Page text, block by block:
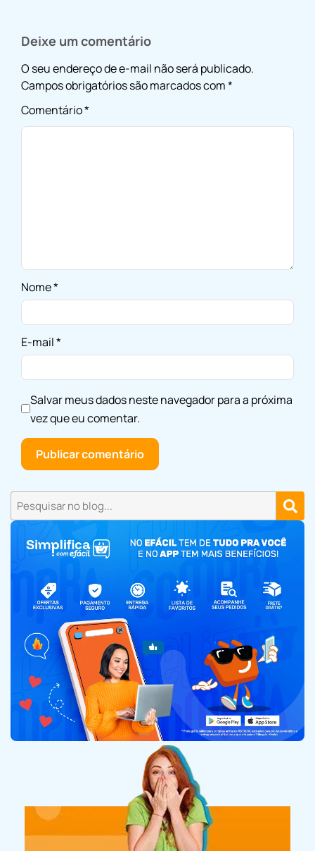
Deixe um comentário
O seu endereço de e-mail não será publicado.
Campos obrigatórios são marcados com*
Comentário*
Nome*
E-mail*
Salvar meus dados neste navegador para a próxima
vez que eu comentar.